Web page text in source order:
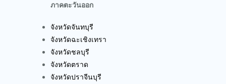
ภาคตะวันออก
จังหวัดจันทบุรี
จังหวัดฉะเชิงเทรา
จังหวัดชลบุรี
จังหวัดตราด
จังหวัดปราจีนบุรี